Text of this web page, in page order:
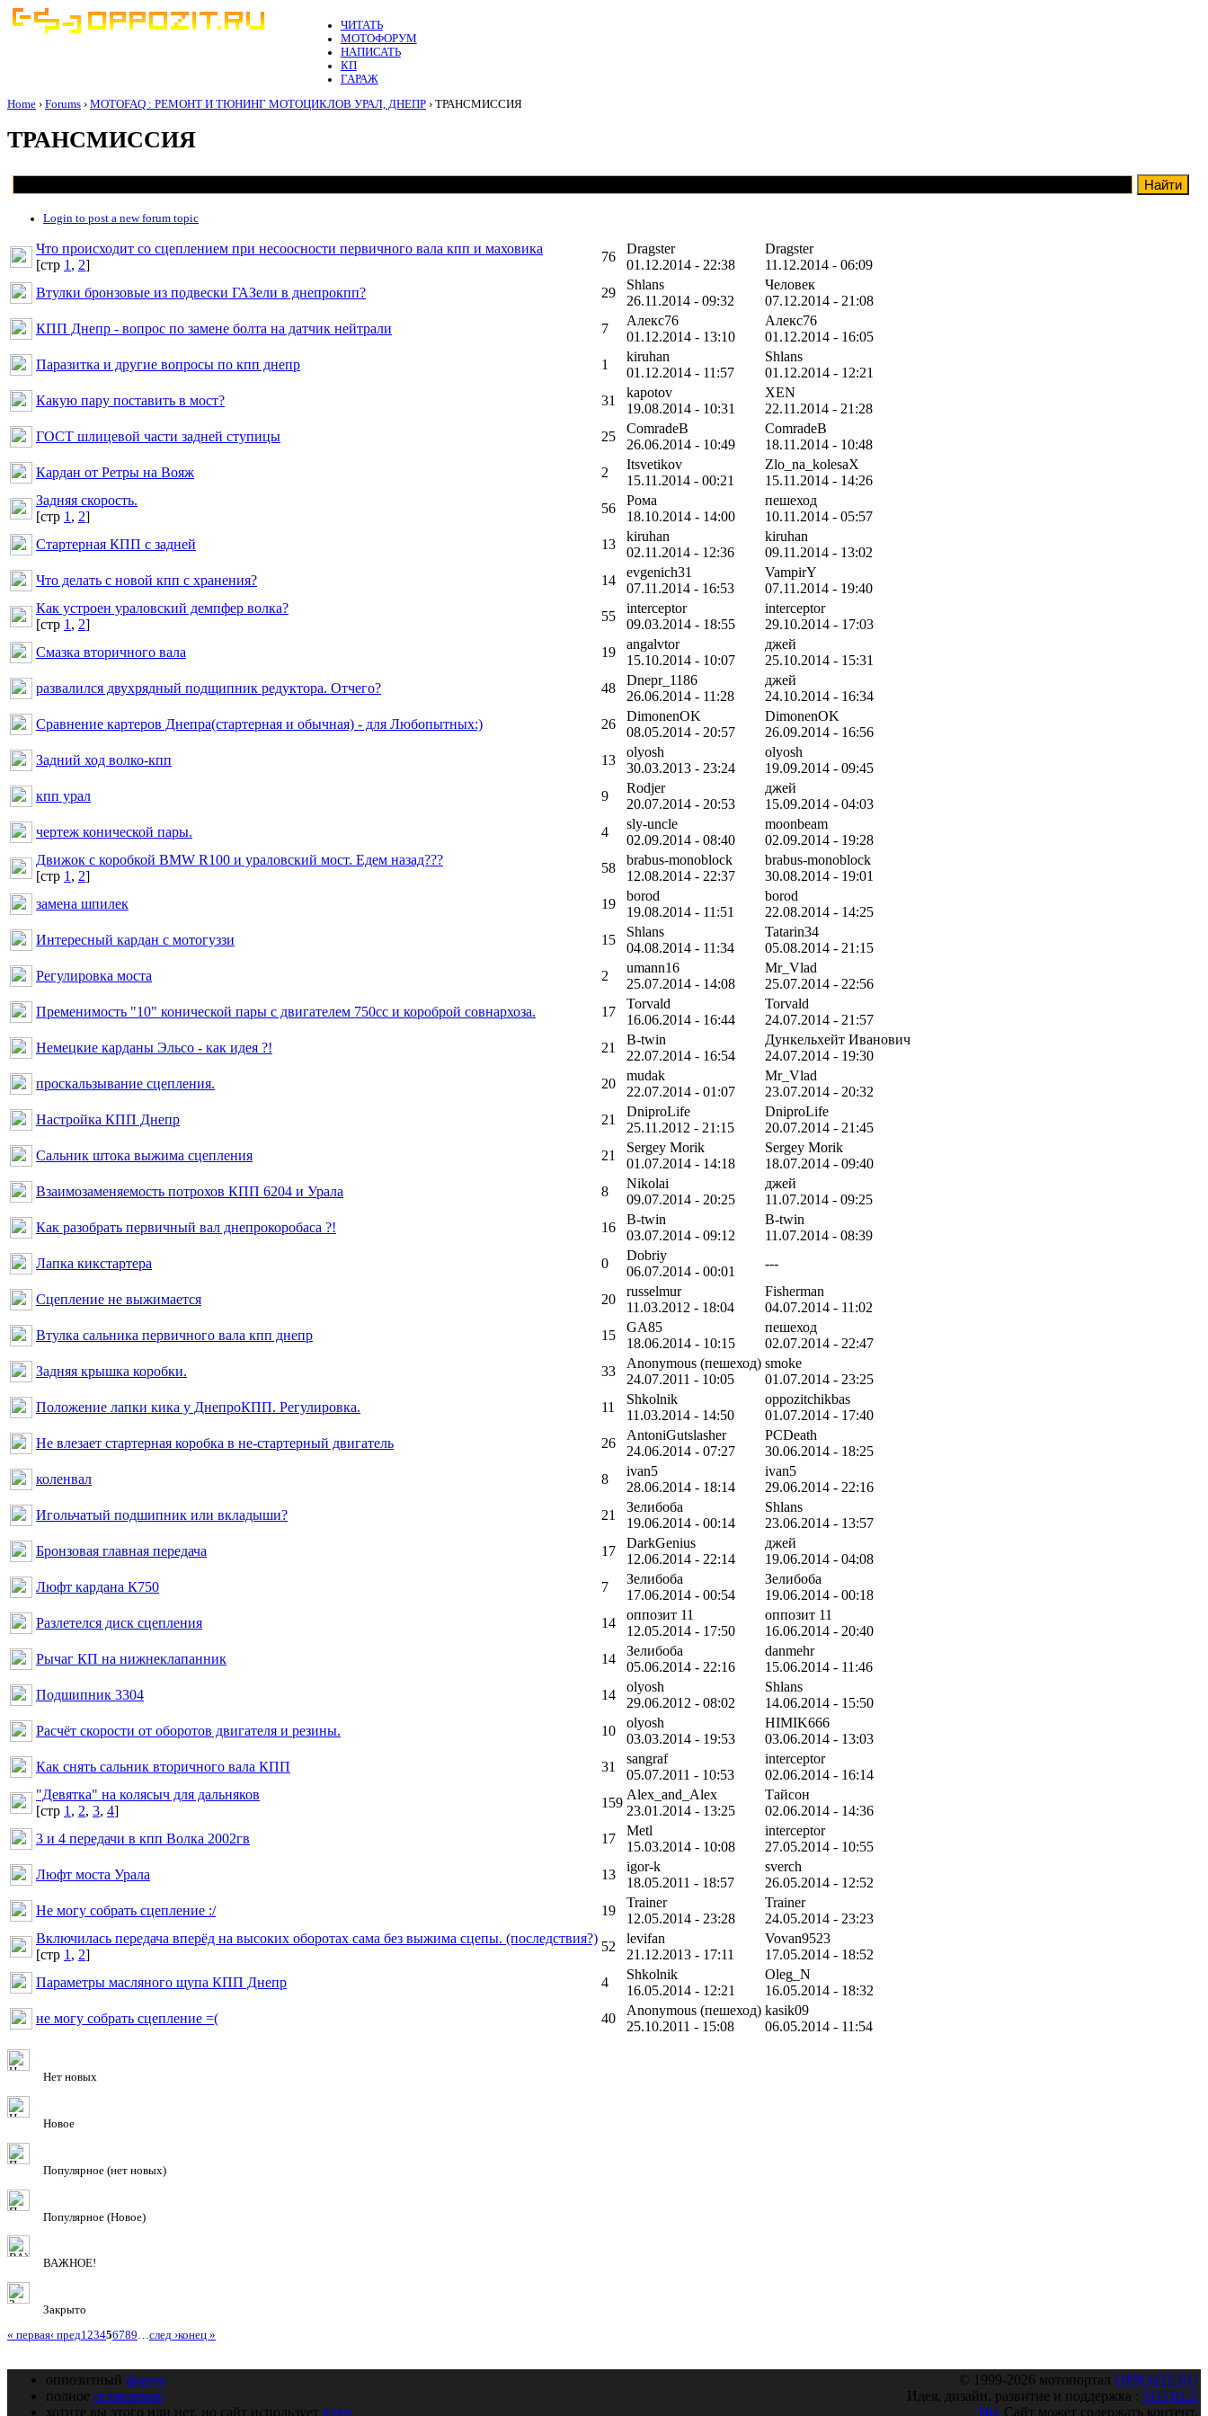
ЧИТАТЬ
МОТОФОРУМ
НАПИСАТЬ
КП
ГАРАЖ
Home › Forums › MOTOFAQ : РЕМОНТ И ТЮНИНГ МОТОЦИКЛОВ УРАЛ, ДНЕПР › ТРАНСМИССИЯ
ТРАНСМИССИЯ
Login to post a new forum topic
Что происходит со сцеплением при несоосности первичного вала кпп и маховика
[cтр 1, 2]
76
Dragster
01.12.2014 - 22:38
Dragster
11.12.2014 - 06:09
Втулки бронзовые из подвески ГАЗели в днепрокпп?
29
Shlans
26.11.2014 - 09:32
Человек
07.12.2014 - 21:08
КПП Днепр - вопрос по замене болта на датчик нейтрали
7
Алекс76
01.12.2014 - 13:10
Алекс76
01.12.2014 - 16:05
Паразитка и другие вопросы по кпп днепр
1
kiruhan
01.12.2014 - 11:57
Shlans
01.12.2014 - 12:21
Какую пару поставить в мост?
31
kapotov
19.08.2014 - 10:31
XEN
22.11.2014 - 21:28
ГОСТ шлицевой части задней ступицы
25
ComradeB
26.06.2014 - 10:49
ComradeB
18.11.2014 - 10:48
Кардан от Ретры на Вояж
2
Itsvetikov
15.11.2014 - 00:21
Zlo_na_kolesaX
15.11.2014 - 14:26
Задняя скорость.
[cтр 1, 2]
56
Рома
18.10.2014 - 14:00
пешеход
10.11.2014 - 05:57
Стартерная КПП с задней
13
kiruhan
02.11.2014 - 12:36
kiruhan
09.11.2014 - 13:02
Что делать с новой кпп с хранения?
14
evgenich31
07.11.2014 - 16:53
VampirY
07.11.2014 - 19:40
Как устроен ураловский демпфер волка?
[cтр 1, 2]
55
interceptor
09.03.2014 - 18:55
interceptor
29.10.2014 - 17:03
Смазка вторичного вала
19
angalvtor
15.10.2014 - 10:07
джей
25.10.2014 - 15:31
развалился двухрядный подщипник редуктора. Отчего?
48
Dnepr_1186
26.06.2014 - 11:28
джей
24.10.2014 - 16:34
Сравнение картеров Днепра(стартерная и обычная) - для Любопытных:)
26
DimonenOK
08.05.2014 - 20:57
DimonenOK
26.09.2014 - 16:56
Задний ход волко-кпп
13
olyosh
30.03.2013 - 23:24
olyosh
19.09.2014 - 09:45
кпп урал
9
Rodjer
20.07.2014 - 20:53
джей
15.09.2014 - 04:03
чертеж конической пары.
4
sly-uncle
02.09.2014 - 08:40
moonbeam
02.09.2014 - 19:28
Движок с коробкой BMW R100 и ураловский мост. Едем назад???
[cтр 1, 2]
58
brabus-monoblock
12.08.2014 - 22:37
brabus-monoblock
30.08.2014 - 19:01
замена шпилек
19
borod
19.08.2014 - 11:51
borod
22.08.2014 - 14:25
Интересный кардан с мотогуззи
15
Shlans
04.08.2014 - 11:34
Tatarin34
05.08.2014 - 21:15
Регулировка моста
2
umann16
25.07.2014 - 14:08
Mr_Vlad
25.07.2014 - 22:56
Пременимость "10" конической пары с двигателем 750сс и короброй совнархоза.
17
Torvald
16.06.2014 - 16:44
Torvald
24.07.2014 - 21:57
Немецкие карданы Эльсо - как идея ?!
21
B-twin
22.07.2014 - 16:54
Дункельхейт Иванович
24.07.2014 - 19:30
проскальзывание сцепления.
20
mudak
22.07.2014 - 01:07
Mr_Vlad
23.07.2014 - 20:32
Настройка КПП Днепр
21
DniproLife
25.11.2012 - 21:15
DniproLife
20.07.2014 - 21:45
Сальник штока выжима сцепления
21
Sergey Morik
01.07.2014 - 14:18
Sergey Morik
18.07.2014 - 09:40
Взаимозаменяемость потрохов КПП 6204 и Урала
8
Nikolai
09.07.2014 - 20:25
джей
11.07.2014 - 09:25
Как разобрать первичный вал днепрокоробаса ?!
16
B-twin
03.07.2014 - 09:12
B-twin
11.07.2014 - 08:39
Лапка кикстартера
0
Dobriy
06.07.2014 - 00:01
---
Сцепление не выжимается 20
russelmur
11.03.2012 - 18:04
Fisherman
04.07.2014 - 11:02
Втулка сальника первичного вала кпп днепр
15
GA85
18.06.2014 - 10:15
пешеход
02.07.2014 - 22:47
Задняя крышка коробки.
33
Anonymous (пешеход)
24.07.2011 - 10:05
smoke
01.07.2014 - 23:25
Положение лапки кика у ДнепроКПП. Регулировка.
11
Shkolnik
11.03.2014 - 14:50
oppozitchikbas
01.07.2014 - 17:40
Не влезает стартерная коробка в не-стартерный двигатель
26
AntoniGutslasher
24.06.2014 - 07:27
PCDeath
30.06.2014 - 18:25
коленвал
8
ivan5
28.06.2014 - 18:14
ivan5
29.06.2014 - 22:16
Игольчатый подшипник или вкладыши?
21
Зелибоба
19.06.2014 - 00:14
Shlans
23.06.2014 - 13:57
Бронзовая главная передача
17
DarkGenius
12.06.2014 - 22:14
джей
19.06.2014 - 04:08
Люфт кардана К750
7
Зелибоба
17.06.2014 - 00:54
Зелибоба
19.06.2014 - 00:18
Разлетелся диск сцепления
14
оппозит 11
12.05.2014 - 17:50
оппозит 11
16.06.2014 - 20:40
Рычаг КП на нижнеклапанник
14
Зелибоба
05.06.2014 - 22:16
danmehr
15.06.2014 - 11:46
Подшипник 3304
14
olyosh
29.06.2012 - 08:02
Shlans
14.06.2014 - 15:50
Расчёт скорости от оборотов двигателя и резины.
10
olyosh
03.03.2014 - 19:53
HIMIK666
03.06.2014 - 13:03
Как снять сальник вторичного вала КПП
31
sangraf
05.07.2011 - 10:53
interceptor
02.06.2014 - 16:14
"Девятка" на колясыч для дальняков
[cтр 1, 2, 3, 4]
159
Alex_and_Alex
23.01.2014 - 13:25
Тайсон
02.06.2014 - 14:36
3 и 4 передачи в кпп Волка 2002гв
17
Metl
15.03.2014 - 10:08
interceptor
27.05.2014 - 10:55
Люфт моста Урала
13
igor-k
18.05.2011 - 18:57
sverch
26.05.2014 - 12:52
Не могу собрать сцепление :/
19
Trainer
12.05.2014 - 23:28
Trainer
24.05.2014 - 23:23
Включилась передача вперёд на высоких оборотах сама без выжима сцепы. (последствия?)
[cтр 1, 2]
52
levifan
21.12.2013 - 17:11
Vovan9523
17.05.2014 - 18:52
Параметры масляного щупа КПП Днепр
4
Shkolnik
16.05.2014 - 12:21
Oleg_N
16.05.2014 - 18:32
не могу собрать сцепление =(
40
Anonymous (пешеход)
25.10.2011 - 15:08
kasik09
06.05.2014 - 11:54
Нет новых
Новое
Популярное (нет новых)
Популярное (Новое)
ВАЖНОЕ!
Закрыто
« первая‹ пред123456789…след ›конец »
оппозитный форум
полное оглавление
хотите вы этого или нет, но сайт использует куки
© 1999-2026 мотопортал OPPOZIT.RU
Идея, дизайн, развитие и поддержка : SHTRLZ
16+ Сайт может содержать контент,